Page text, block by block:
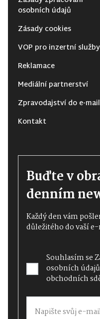
osobních údajů
Zásady cookies
VOP pro inzertní služby
Reklamace
Mediální partnerství
Zpravodajství do e-
Kontakt
Buďte v
denním
Každý den vám
důležitého do vaší
Souhlasím se
osobních údajů
obchodních